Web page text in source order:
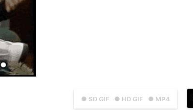
● SD GIF ● HD GIF ● MP4